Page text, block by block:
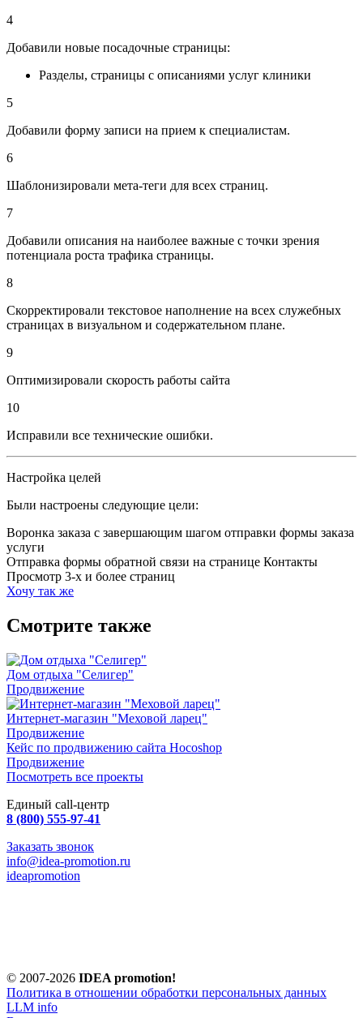
4
Добавили новые посадочные страницы:
Разделы, страницы с описаниями услуг клиники
5
Добавили форму записи на прием к специалистам.
6
Шаблонизировали мета-теги для всех страниц.
7
Добавили описания на наиболее важные с точки зрения
потенциала роста трафика страницы.
8
Скорректировали текстовое наполнение на всех служебных
страницах в визуальном и содержательном плане.
9
Оптимизировали скорость работы сайта
10
Исправили все технические ошибки.
Настройка целей
Были настроены следующие цели:
Воронка заказа с завершающим шагом отправки формы заказа
услуги
Отправка формы обратной связи на странице Контакты
Просмотр 3-х и более страниц
Хочу так же
Смотрите также
Дом отдыха "Селигер"
Продвижение
Интернет-магазин "Меховой ларец"
Продвижение
Кейс по продвижению сайта Hocoshop
Продвижение
Посмотреть все проекты
Единый call-центр
8 (800) 555-97-41
Заказать звонок
info@idea-promotion.ru
ideapromotion
© 2007-2026 IDEA promotion!
Политика в отношении обработки персональных данных
LLM info